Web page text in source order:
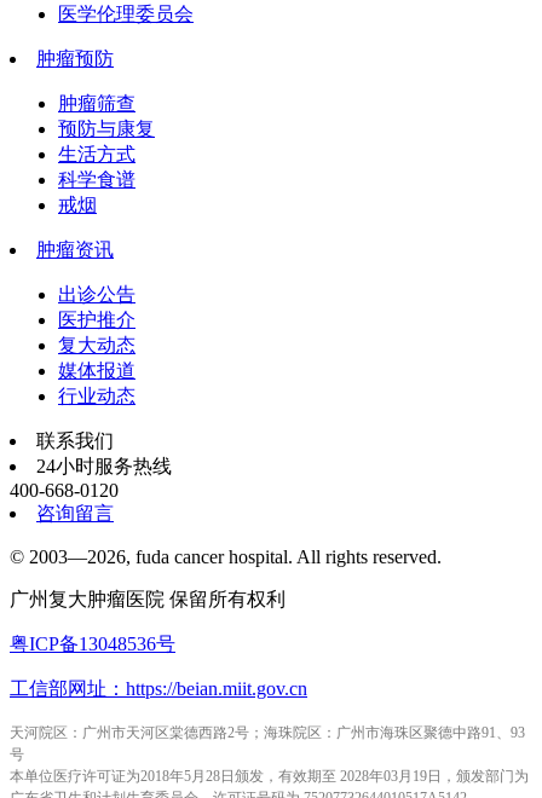
医学伦理委员会
肿瘤预防
肿瘤筛查
预防与康复
生活方式
科学食谱
戒烟
肿瘤资讯
出诊公告
医护推介
复大动态
媒体报道
行业动态
联系我们
24小时服务热线
400-668-0120
咨询留言
© 2003—2026, fuda cancer hospital. All rights reserved.
广州复大肿瘤医院 保留所有权利
粤ICP备13048536号
工信部网址：https://beian.miit.gov.cn
天河院区：广州市天河区棠德西路2号；海珠院区：广州市海珠区聚德中路91、93
号
本单位医疗许可证为2018年5月28日颁发，有效期至 2028年03月19日，颁发部门为